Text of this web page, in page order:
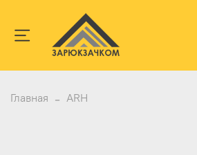
Главная ARH